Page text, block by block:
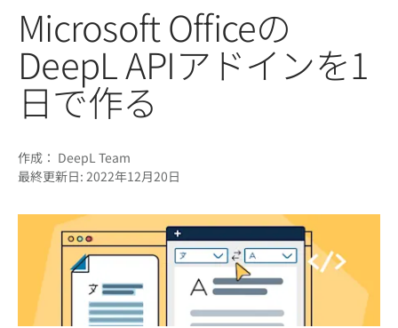
高品質なテキスト翻訳からリアルタイム音声翻訳までを支
Building an instantly accessible voice demo with DeepL
Microsoft Officeの
DeepL APIアドインを1
日で作る
作成： DeepL Team
最終更新日: 2022年12月20日